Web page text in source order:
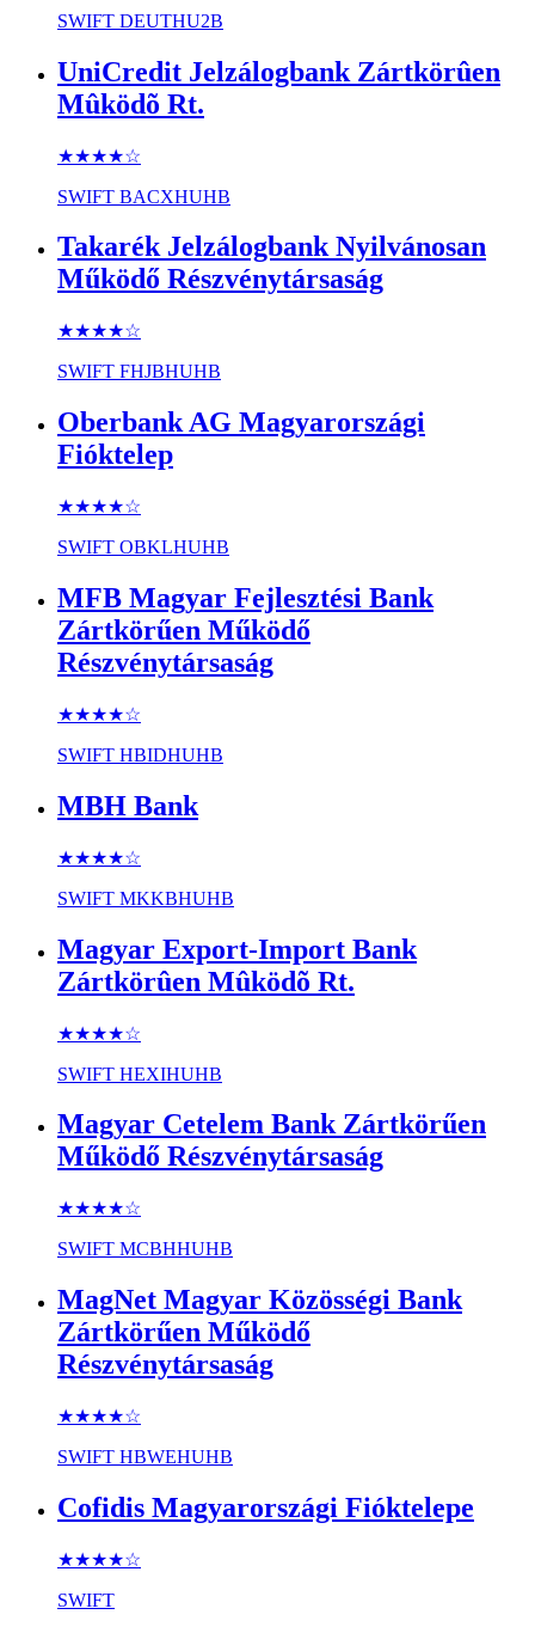
SWIFT DEUTHU2B
UniCredit Jelzálogbank Zártkörûen
Mûködõ Rt.
★★★★☆
SWIFT BACXHUHB
Takarék Jelzálogbank Nyilvánosan
Működő Részvénytársaság
★★★★☆
SWIFT FHJBHUHB
Oberbank AG Magyarországi
Fióktelep
★★★★☆
SWIFT OBKLHUHB
MFB Magyar Fejlesztési Bank
Zártkörűen Működő
Részvénytársaság
★★★★☆
SWIFT HBIDHUHB
MBH Bank
★★★★☆
SWIFT MKKBHUHB
Magyar Export-Import Bank
Zártkörûen Mûködõ Rt.
★★★★☆
SWIFT HEXIHUHB
Magyar Cetelem Bank Zártkörűen
Működő Részvénytársaság
★★★★☆
SWIFT MCBHHUHB
MagNet Magyar Közösségi Bank
Zártkörűen Működő
Részvénytársaság
★★★★☆
SWIFT HBWEHUHB
Cofidis Magyarországi Fióktelepe
★★★★☆
SWIFT